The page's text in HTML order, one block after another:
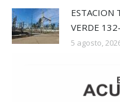
ESTACION
VERDE
5 agosto,